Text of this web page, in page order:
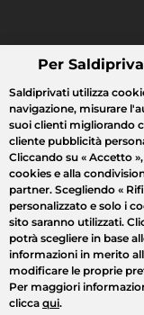
Cosa cerchi?
Tutte le vendite
Per
Saldiprivati utilizza
navigazione, misurare
suoi clienti migliorando
cliente pubblicità
Cliccando su « Accetto »
cookies e alla
partner. Scegliendo «
personalizzato e solo i
sito saranno utilizzati.
potrà scegliere in base
informazioni in merito
modificare le proprie
Per maggiori
clicca qui.